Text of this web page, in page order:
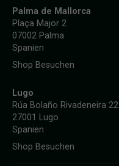
Palma de Mallorca
Plaça Major 2
07002 Palma
Spanien
Shop Besuchen
Lugo
Rúa Bolaño Rivadeneira 22
27001 Lugo
Spanien
Shop Besuchen